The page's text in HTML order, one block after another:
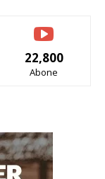
22,800
Abone